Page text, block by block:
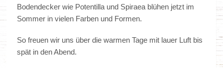
Bodendecker wie Potentilla und Spiraea blühen jetzt im
Sommer in vielen Farben und Formen.
So freuen wir uns über die warmen Tage mit lauer Luft bis
spät in den Abend.